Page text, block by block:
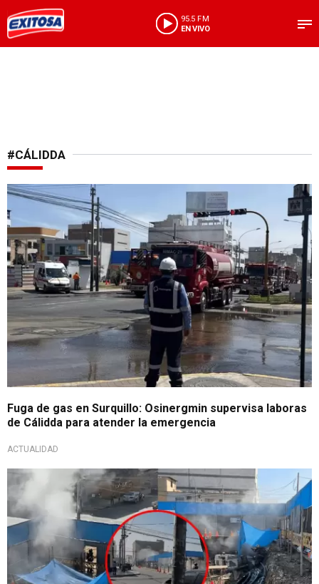
95.5 FM
EN VIVO
#CÁLIDDA
A tomar precauciones
Fuga de gas en Surquillo: Osinergmin supervisa laboras
de Cálidda para atender la emergencia
ACTUALIDAD
Nueva emergencia en Lima